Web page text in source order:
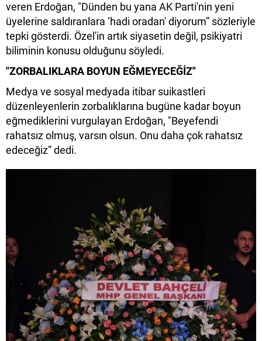
veren Erdoğan, "Dünden bu yana AK Parti'nin yeni
üyelerine saldıranlara ‘hadi oradan' diyorum” sözleriyle
tepki gösterdi. Özel'in artık siyasetin değil, psikiyatri
biliminin konusu olduğunu söyledi.
"ZORBALIKLARA BOYUN EĞMEYECEĞİZ"
Medya ve sosyal medyada itibar suikastleri
düzenleyenlerin zorbalıklarına bugüne kadar boyun
eğmediklerini vurgulayan Erdoğan, "Beyefendi
rahatsız olmuş, varsın olsun. Onu daha çok rahatsız
edeceğiz” dedi.